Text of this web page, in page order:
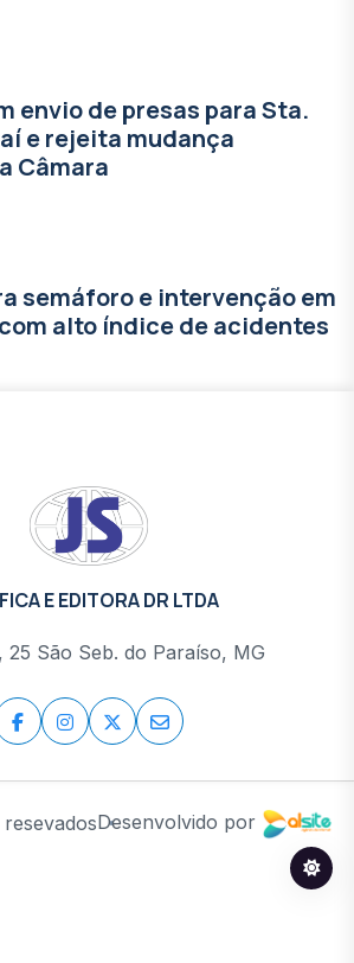
envio de presas para Sta.
e rejeita mudança
Câmara
semáforo e intervenção em
alto índice de acidentes
E EDITORA DR LTDA
25 São Seb. do Paraíso, MG
Desenvolvido por